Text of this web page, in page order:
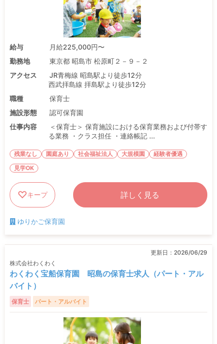
給与
月給225,000円〜
勤務地
東京都 昭島市 松原町２－９－２
アクセス
JR青梅線 昭島駅より徒歩12分
西武拝島線 拝島駅より徒歩12分
職種
保育士
施設形態
認可保育園
仕事内容
＜保育士＞ 保育施設における保育業務および付帯す
る業務 ・クラス担任 ・連絡帳記 ...
残業なし 園庭あり 社会福祉法人 大規模園
経験者優遇
見学OK
キープ 詳しく見る
ゆりかご保育園
更新日： 2026/06/29
株式会社わくわく
わくわく宝船保育園 昭島の保育士求人（パート・アル
バイト）
保育士 パート・アルバイト